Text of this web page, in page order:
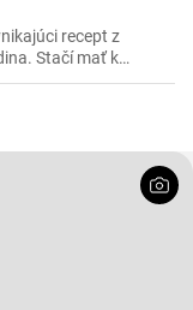
recept z
Stačí mať k
mäso na šťave je